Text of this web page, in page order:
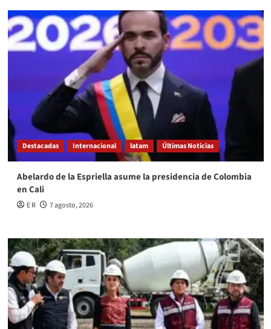
Destacadas Internacional latam Últimas Noticias
Abelardo de la Espriella asume la presidencia de Colombia
en Cali
E R 7 agosto, 2026